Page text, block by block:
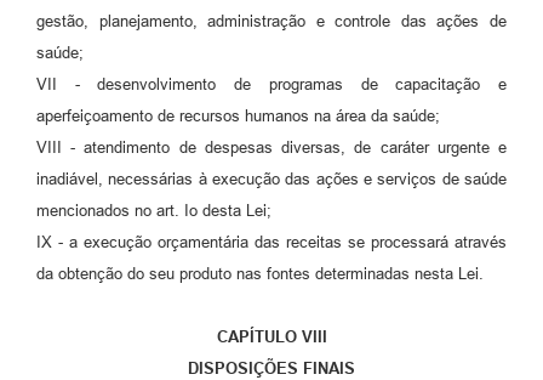
gestão, planejamento, administração e controle das ações de
saúde;
VII - desenvolvimento de programas de capacitação e
aperfeiçoamento de recursos humanos na área da saúde;
VIII - atendimento de despesas diversas, de caráter urgente e
inadiável, necessárias à execução das ações e serviços de saúde
mencionados no art. Io desta Lei;
IX - a execução orçamentária das receitas se processará através
da obtenção do seu produto nas fontes determinadas nesta Lei.
CAPÍTULO VIII
DISPOSIÇÕES FINAIS